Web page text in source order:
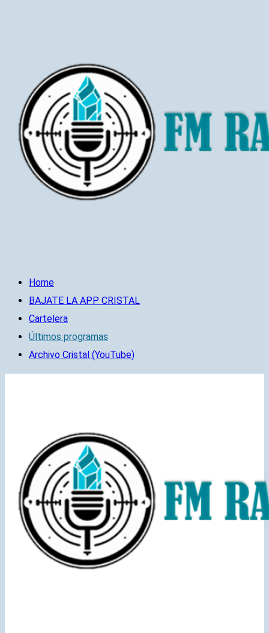
Home
BAJATE LA APP CRISTAL
Cartelera
Últimos programas
Archivo Cristal (YouTube)